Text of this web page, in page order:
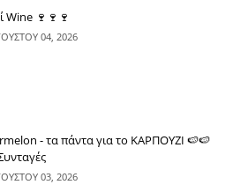
Wine 🍷🍷🍷
04, 2026
- τα πάντα για το ΚΑΡΠΟΥΖΙ 🍉🍉
03, 2026